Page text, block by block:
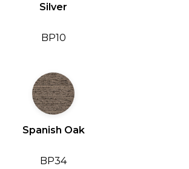
Silver
BP10
Spanish Oak
BP34